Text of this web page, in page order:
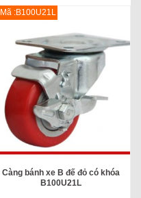
Mã :B100U21L
Càng bánh xe B đế đỏ có khóa
B100U21L